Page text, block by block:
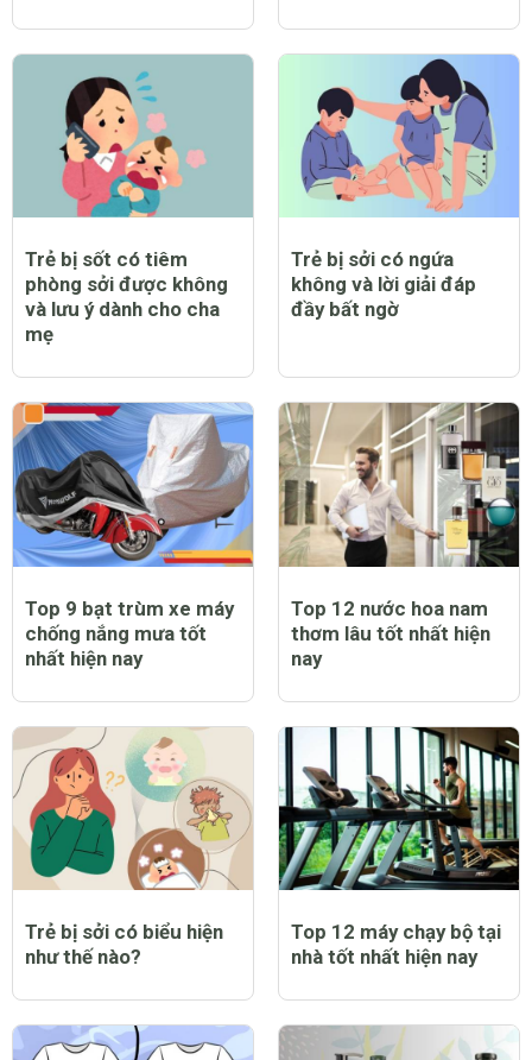
Trẻ bị sốt có tiêm
phòng sởi được không
và lưu ý dành cho cha
mẹ
Trẻ bị sởi có ngứa
không và lời giải đáp
đầy bất ngờ
Top 9 bạt trùm xe máy
chống nắng mưa tốt
nhất hiện nay
Top 12 nước hoa nam
thơm lâu tốt nhất hiện
nay
Trẻ bị sởi có biểu hiện
như thế nào?
Top 12 máy chạy bộ tại
nhà tốt nhất hiện nay